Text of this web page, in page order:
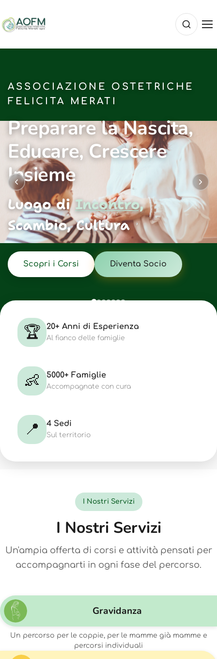
ASSOCIAZIONE OSTETRICHE
FELICITA MERATI
Preparare la Nascita,
Educare, Crescere
Insieme
Luogo diIncontro,
Scambio, Cultura
Scopri i Corsi Diventa Socio
🏆 20+ Anni di Esperienza
Al fianco delle famiglie
👶 5000+ Famiglie
Accompagnate con cura
📍 4 Sedi
Sul territorio
I Nostri Servizi
I Nostri Servizi
Un'ampia offerta di corsi e attività pensati per
accompagnarti in ogni fase del percorso.
Gravidanza
Un percorso per le coppie, per le mamme già mamme e
percorsi individuali